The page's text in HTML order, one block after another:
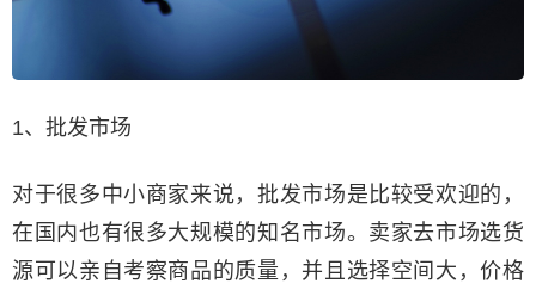
1、批发市场
对于很多中小商家来说，批发市场是比较受欢迎的，
在国内也有很多大规模的知名市场。卖家去市场选货
源可以亲自考察商品的质量，并且选择空间大，价格